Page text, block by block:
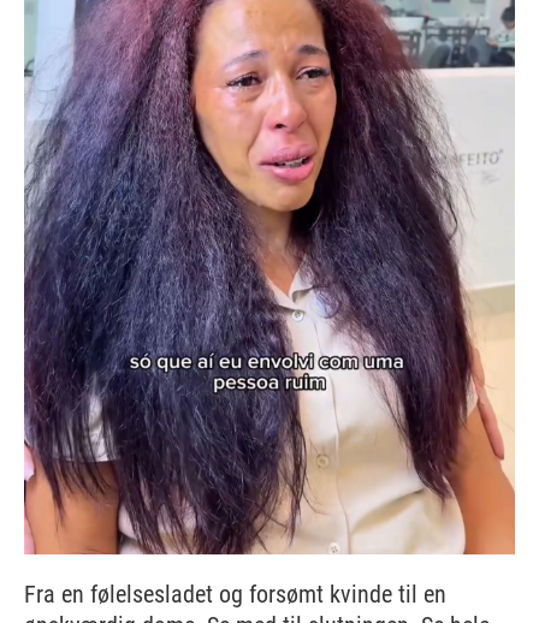
Fra en følelsesladet og forsømt kvinde til en